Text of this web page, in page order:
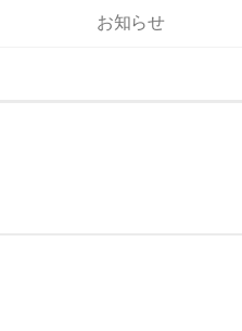
お知らせ